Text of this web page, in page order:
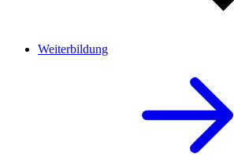
Weiterbildung